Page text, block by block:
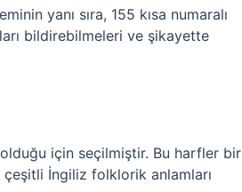
yanı sıra, 155 kısa numaralı
bildirebilmeleri ve şikayette
olduğu için seçilmiştir. Bu harfler bir
çeşitli İngiliz folklorik anlamları